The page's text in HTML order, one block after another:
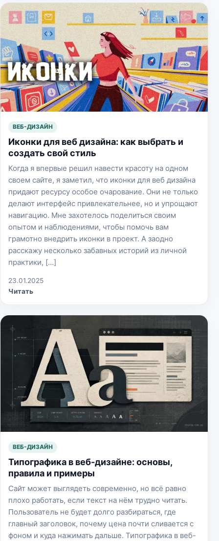
ВЕБ-ДИЗАЙН
Иконки для веб дизайна: как выбрать и
создать свой стиль
Когда я впервые решил навести красоту на одном
своем сайте, я заметил, что иконки для веб дизайна
придают ресурсу особое очарование. Они не только
делают интерфейс привлекательнее, но и упрощают
навигацию. Мне захотелось поделиться своим
опытом и наблюдениями, чтобы помочь вам
грамотно внедрить иконки в проект. А заодно
расскажу несколько забавных историй из личной
практики, […]
23.01.2025
Читать
ВЕБ-ДИЗАЙН
Типографика в веб-дизайне: основы,
правила и примеры
Сайт может выглядеть современно, но всё равно
плохо работать, если текст на нём трудно читать.
Пользователь не будет долго разбираться, где
главный заголовок, почему цена почти сливается с
фоном и куда нажимать дальше. Типографика в веб-